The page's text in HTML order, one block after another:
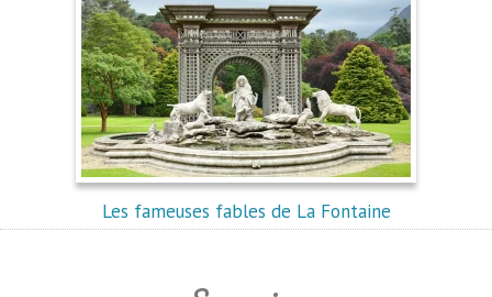
Les fameuses fables de La Fontaine